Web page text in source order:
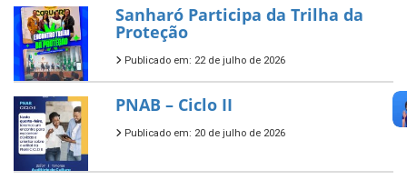
Sanharó Participa da Trilha da
Proteção
Publicado em: 22 de julho de 2026
PNAB – Ciclo II
Publicado em: 20 de julho de 2026